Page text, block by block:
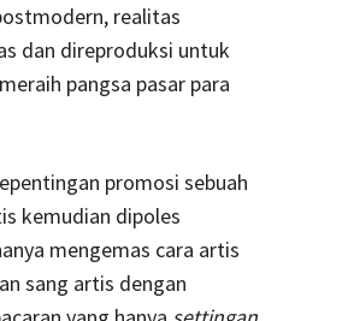
realitas
dan direproduksi untuk
pangsa pasar para
promosi sebuah
kemudian dipoles
mengemas cara artis
sang artis dengan